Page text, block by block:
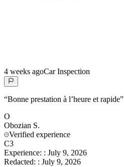
4 weeks agoCar Inspection
“Bonne prestation à l’heure et rapide”
O
Obozian S.
Verified experience
C3
Experience: : July 9, 2026
Redacted: : July 9, 2026